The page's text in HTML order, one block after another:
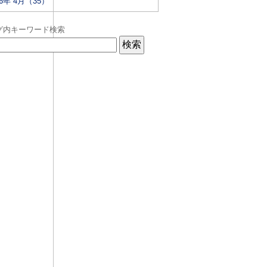
内キーワード検索